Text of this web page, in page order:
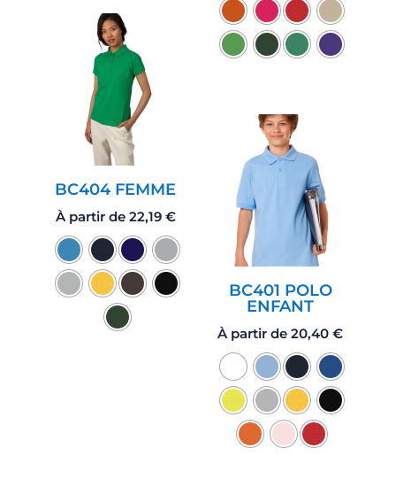
BC404 FEMME
À partir de 22,19 €
BC401 POLO
ENFANT
À partir de20,40€